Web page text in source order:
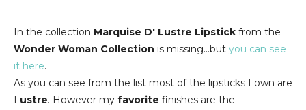
In the collection Marquise D' Lustre Lipstick from the
Wonder Woman Collection is missing...but you can see
it here.
As you can see from the list most of the lipsticks I own are
Lustre. However my favorite finishes are the